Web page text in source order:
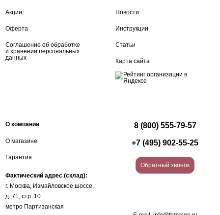
Акции
Оферта
Соглашение об обработке
и хранении персональных
данных
Новости
Инструкции
Статьи
Карта сайта
О компании
О магазине
Гарантия
Фактический адрес (склад):
г. Москва, Измайловское шоссе,
д. 71, стр. 10.
метро Партизанская
8 (800) 555-79-57
+7 (495) 902-55-25
Обратный звонок